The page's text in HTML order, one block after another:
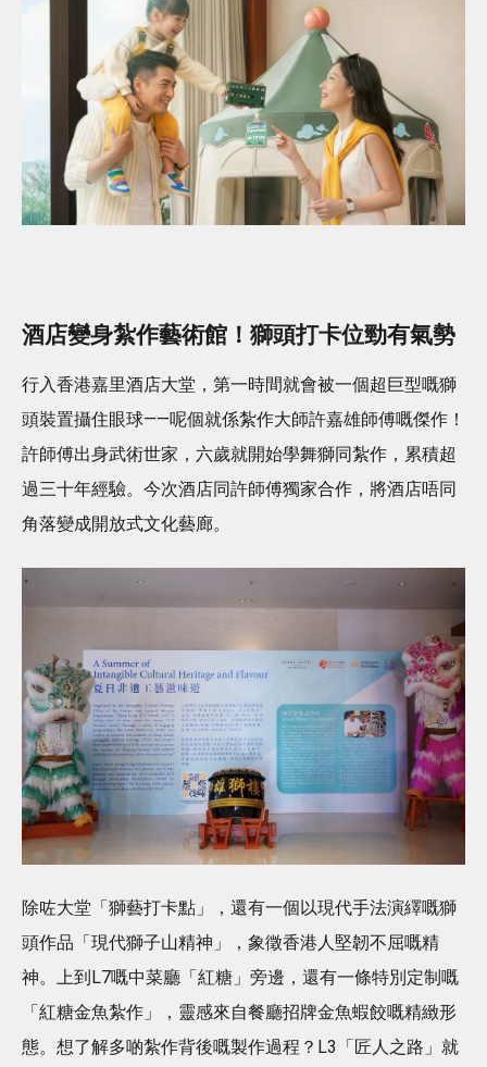
酒店變身紮作藝術館！獅頭打卡位勁有氣勢
行入香港嘉里酒店大堂，第一時間就會被一個超巨型嘅獅
頭裝置攝住眼球——呢個就係紮作大師許嘉雄師傅嘅傑作！
許師傅出身武術世家，六歲就開始學舞獅同紮作，累積超
過三十年經驗。今次酒店同許師傅獨家合作，將酒店唔同
角落變成開放式文化藝廊。
除咗大堂「獅藝打卡點」，還有一個以現代手法演繹嘅獅
頭作品「現代獅子山精神」，象徵香港人堅韌不屈嘅精
神。上到L7嘅中菜廳「紅糖」旁邊，還有一條特別定制嘅
「紅糖金魚紮作」，靈感來自餐廳招牌金魚蝦餃嘅精緻形
態。想了解多啲紮作背後嘅製作過程？L3「匠人之路」就